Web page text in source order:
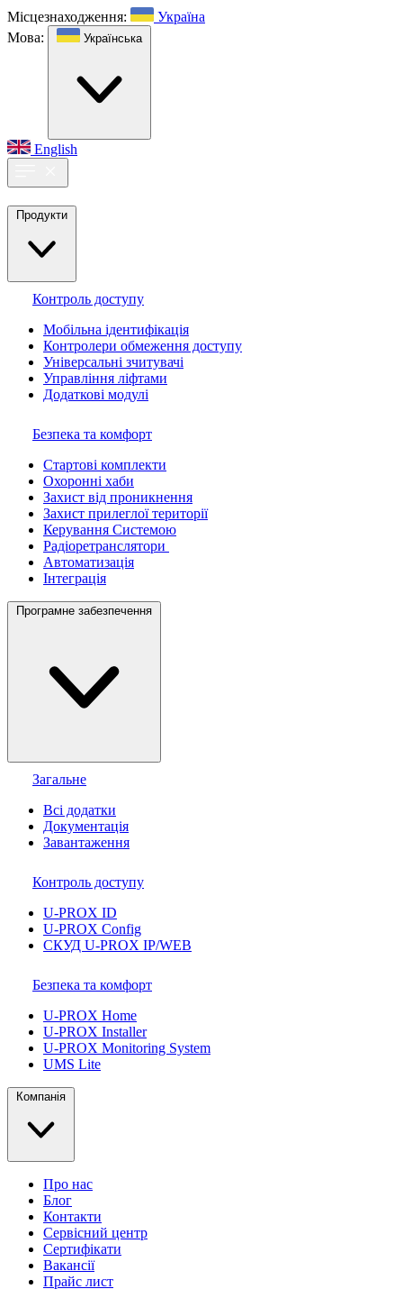
Місцезнаходження:
Україна
Мова:
Українська
English
Продукти
Контроль доступу
Мобільна ідентифікація
Контролери обмеження доступу
Універсальні зчитувачі
Управління ліфтами
Додаткові модулі
Безпека та комфорт
Стартові комплекти
Охоронні хаби
Захист від проникнення
Захист прилеглої території
Керування Системою
Радіоретранслятори
Автоматизація
Інтеграція
Програмне забезпечення
Загальне
Всі додатки
Документація
Завантаження
Контроль доступу
U-PROX ID
U-PROX Config
СКУД U-PROX IP/WEB
Безпека та комфорт
U-PROX Home
U-PROX Installer
U-PROX Monitoring System
UMS Lite
Компанія
Про нас
Блог
Контакти
Сервісний центр
Сертифікати
Вакансії
Прайс лист